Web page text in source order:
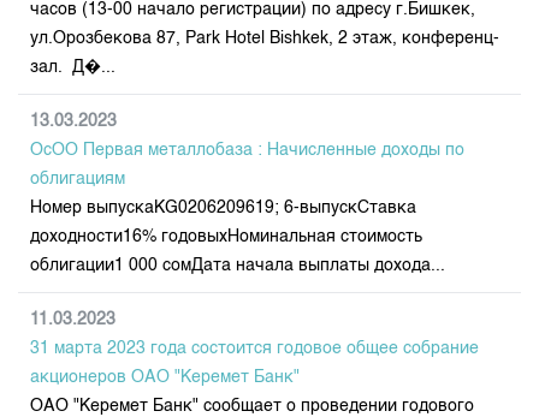
часов (13-00 начало регистрации) по адресу г.Бишкек,
ул.Орозбекова 87, Park Hotel Bishkek, 2 этаж, конференц-
зал. Д�...
13.03.2023
ОсОО Первая металлобаза : Начисленные доходы по
облигациям
Номер выпускаKG0206209619; 6-выпускСтавка
доходности16% годовыхНоминальная стоимость
облигации1 000 сомДата начала выплаты дохода...
11.03.2023
31 марта 2023 года состоится годовое общее собрание
акционеров ОАО "Керемет Банк"
ОАО "Керемет Банк" сообщает о проведении годового